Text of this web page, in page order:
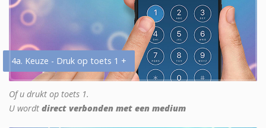
4a. Keuze - Druk op toets 1 +
Of u drukt op toets 1.
U wordt direct verbonden met een medium